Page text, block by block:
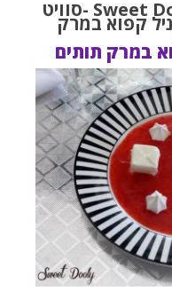
דורית מנו-טל אור – Sweet Dooly -סוויט
קפוא במרק
במרק תותים